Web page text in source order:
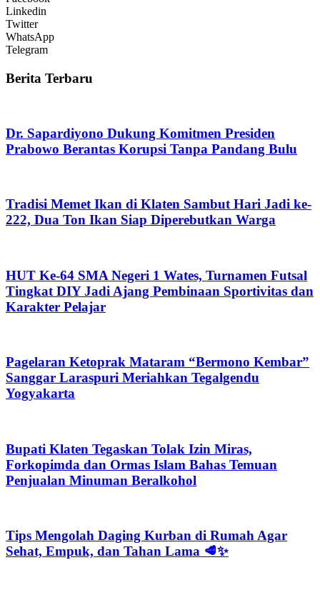
Linkedin
Twitter
WhatsApp
Telegram
Berita Terbaru
Dr. Sapardiyono Dukung Komitmen Presiden
Prabowo Berantas Korupsi Tanpa Pandang Bulu
Tradisi Memet Ikan di Klaten Sambut Hari Jadi ke-
222, Dua Ton Ikan Siap Diperebutkan Warga
HUT Ke-64 SMA Negeri 1 Wates, Turnamen Futsal
Tingkat DIY Jadi Ajang Pembinaan Sportivitas dan
Karakter Pelajar
Pagelaran Ketoprak Mataram “Bermono Kembar”
Sanggar Laraspuri Meriahkan Tegalgendu
Yogyakarta
Bupati Klaten Tegaskan Tolak Izin Miras,
Forkopimda dan Ormas Islam Bahas Temuan
Penjualan Minuman Beralkohol
Tips Mengolah Daging Kurban di Rumah Agar
Sehat, Empuk, dan Tahan Lama 🥩✨